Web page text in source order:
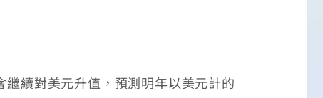
續對美元升值，預測明年以美元計的